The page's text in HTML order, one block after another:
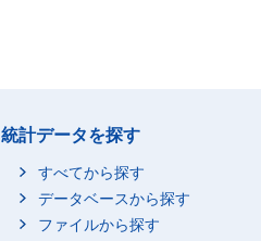
統計データを探す
すべてから探す
データベースから探す
ファイルから探す